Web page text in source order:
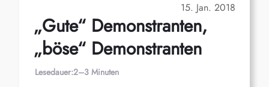
15. Jan. 2018
„Gute“ Demonstranten,
„böse“ Demonstranten
Lesedauer:2–3 Minuten